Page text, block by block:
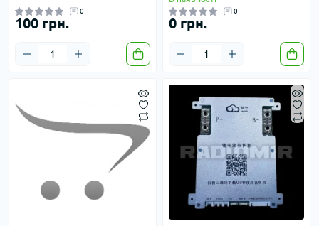
0
100 грн.
0
0 грн.